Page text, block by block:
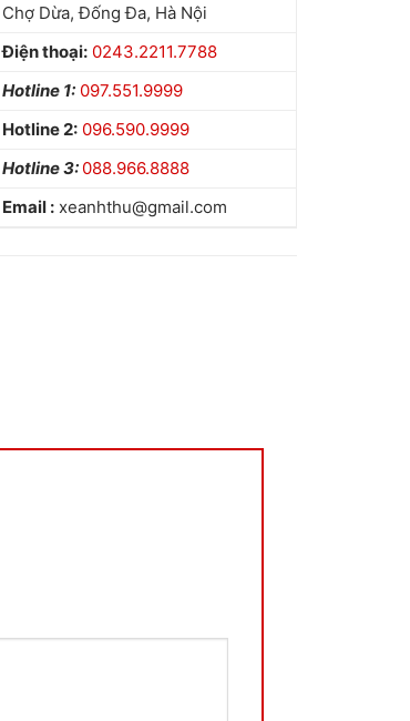
Chợ Dừa, Đống Đa, Hà Nội
Điện thoại: 0243.2211.7788
Hotline 1: 097.551.9999
Hotline 2: 096.590.9999
Hotline 3: 088.966.8888
Email :xeanhthu@gmail.com